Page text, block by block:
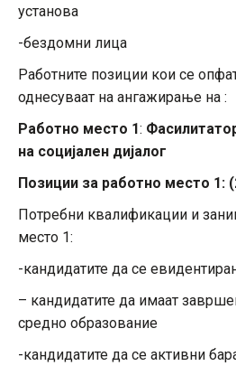
установа
-бездомни лица
Работните позиции кои се
однесуваат на ангажирање на :
Работно место 1:
на социјален дијалог
Позиции за работно место 1:
Потребни квалификации и
место 1:
-кандидатите да се
– кандидатите да имаат
средно образование
-кандидатите да се активни